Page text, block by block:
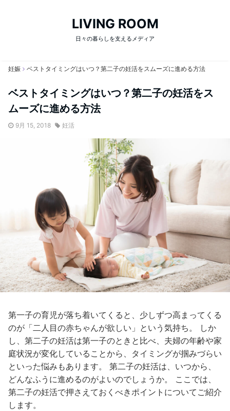
LIVING ROOM
日々の暮らしを支えるメディア
妊娠 ベストタイミングはいつ？第二子の妊活をスムーズに進める方法
ベストタイミングはいつ？第二子の妊活をス
ムーズに進める方法
9月 15, 2018 妊活
第一子の育児が落ち着いてくると、少しずつ高まってくる
のが「二人目の赤ちゃんが欲しい」という気持ち。 しか
し、第二子の妊活は第一子のときと比べ、夫婦の年齢や家
庭状況が変化していることから、タイミングが掴みづらい
といった悩みもあります。 第二子の妊活は、いつから、
どんなふうに進めるのがよいのでしょうか。 ここでは、
第二子の妊活で押さえておくべきポイントについてご紹介
します。